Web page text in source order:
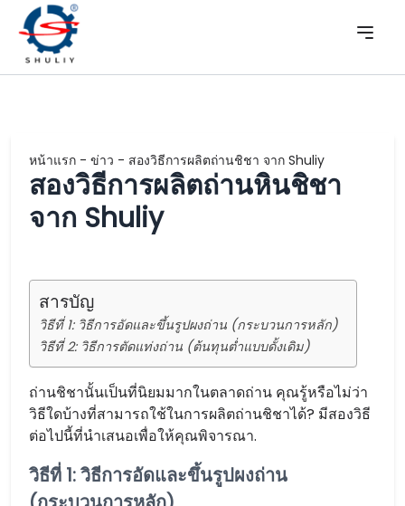
หน้าแรก - ข่าว - สองวิธีการผลิตถ่านชิชา จาก Shuliy
สองวิธีการผลิตถ่านหินชิชา
จาก Shuliy
สารบัญ
วิธีที่ 1: วิธีการอัดและขึ้นรูปผงถ่าน (กระบวนการหลัก)
วิธีที่ 2: วิธีการตัดแท่งถ่าน (ต้นทุนต่ำแบบดั้งเดิม)
ถ่านชิชานั้นเป็นที่นิยมมากในตลาดถ่าน คุณรู้หรือไม่ว่า
วิธีใดบ้างที่สามารถใช้ในการผลิตถ่านชิชาได้? มีสองวิธี
ต่อไปนี้ที่นำเสนอเพื่อให้คุณพิจารณา.
วิธีที่ 1: วิธีการอัดและขึ้นรูปผงถ่าน